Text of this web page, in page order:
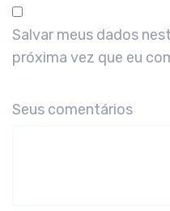
Salvar meus dados
próxima vez que eu
Seus comentários